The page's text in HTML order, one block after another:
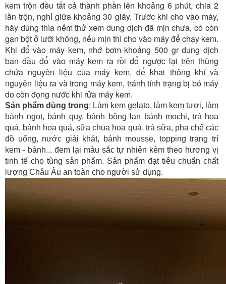
kem trộn đều tất cả thành phần lên khoảng 6 phút, chia 2
lần trộn, nghỉ giữa khoảng 30 giây. Trước khi cho vào máy,
hãy dùng thìa nếm thử xem dung dịch đã mịn chưa, có còn
gạn bột ở lưỡi không, nếu mịn thì cho vào máy để chạy kem.
Khi đổ vào máy kem, nhớ bơm khoảng 500 gr dung dịch
ban đầu đổ vào máy kem ra rồi đổ ngược lại trên thùng
chứa nguyên liệu của máy kem, để khai thông khí và
nguyên liệu ra và trong máy kem, tránh tính trạng bị bó máy
do còn đọng nước khi rửa máy kem.
Sản phẩm dùng trong: Làm kem gelato, làm kem tươi, làm
bánh ngọt, bánh quy, bánh bông lan bánh mochi, trà hoa
quả, bánh hoa quả, sữa chua hoa quả, trà sữa, pha chế các
đồ uống, nước giải khát, bánh mousse, topping trang trí
kem - bánh... đem lại màu sắc tự nhiên kèm theo hương vị
tinh tế cho tùng sản phẩm. Sản phẩm đạt tiêu chuẩn chất
lượng Châu Âu an toàn cho người sử dụng.